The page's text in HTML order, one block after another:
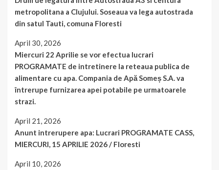
metropolitana a Clujului. Soseaua va lega autostrada
din satul Tauti, comuna Floresti
April 30, 2026
Miercuri 22 Aprilie se vor efectua lucrari
PROGRAMATE de intretinere la reteaua publica de
alimentare cu apa. Compania de Apă Someș S.A. va
întrerupe furnizarea apei potabile pe urmatoarele
strazi.
April 21, 2026
Anunt intrerupere apa: Lucrari PROGRAMATE CASS,
MIERCURI, 15 APRILIE 2026 / Floresti
April 10, 2026